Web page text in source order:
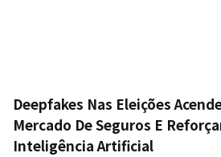
Deepfakes Nas Eleições
Mercado De Seguros E
Inteligência Artificial